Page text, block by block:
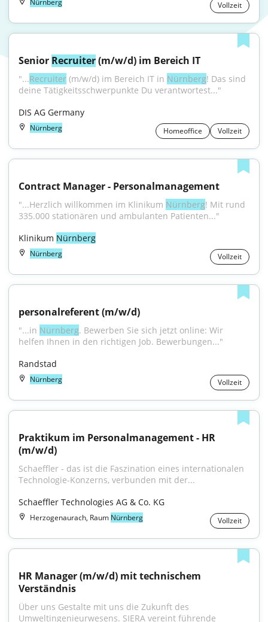
Nürnberg Vollzeit
Senior Recruiter (m/w/d) im Bereich IT
"...Recruiter (m/w/d) im Bereich IT in Nürnberg! Das sind
deine Tätigkeitsschwerpunkte Du verantwortest..."
DIS AG Germany
Nürnberg Homeoffice Vollzeit
Contract Manager - Personalmanagement
"...Herzlich willkommen im Klinikum Nürnberg! Mit rund
335.000 stationären und ambulanten Patienten..."
Klinikum Nürnberg
Nürnberg Vollzeit
personalreferent (m/w/d)
"...in Nürnberg. Bewerben Sie sich jetzt online: Wir
helfen Ihnen in den richtigen Job. Bewerbungen..."
Randstad
Nürnberg Vollzeit
Praktikum im Personalmanagement - HR
(m/w/d)
Schaeffler - das ist die Faszination eines internationalen
Technologie-Konzerns, verbunden mit der...
Schaeffler Technologies AG & Co. KG
Herzogenaurach, Raum Nürnberg Vollzeit
HR Manager (m/w/d) mit technischem
Verständnis
Über uns Gestalte mit uns die Zukunft des
Umweltingenieurwesens. SIERA vereint führende